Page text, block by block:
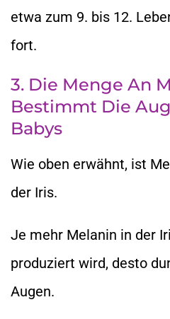
etwa zum 9. bis 12.
fort.
3. Die Menge An
Bestimmt Die
Babys
Wie oben erwähnt, ist
der Iris.
Je mehr Melanin in der
produziert wird, desto
Augen.